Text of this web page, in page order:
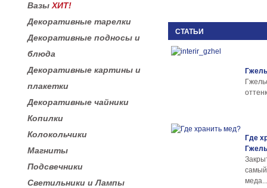
Вазы ХИТ!
Декоративные тарелки
Декоративные подносы и
блюда
Декоративные картины и
плакетки
Декоративные чайники
Копилки
Колокольчики
Магниты
Подсвечники
Светильники и Лампы
СТАТЬИ
Где
Гжель
меда...